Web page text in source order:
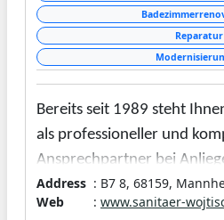
Reparatur
Bereits seit 1989 steht
als professioneller und
Ansprechpartner bei
Sanitär- und
Zuverlässigkeit und Treue
Address : B7 8, 68159,
Web
: www.sanitaer-